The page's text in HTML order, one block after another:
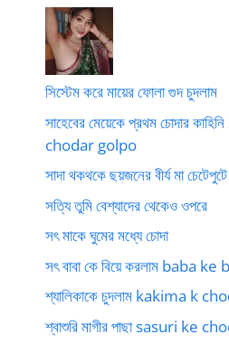
সিস্টেম করে মায়ের ফোলা গুদ চুদলাম
সাহেবের মেয়েকে প্রথম চোদার
chodar golpo
সাদা থকথকে ছয়জনের বীর্য মা
সত্যি তুমি বেশ্যাদের থেকেও ওপরে
সৎ মাকে ঘুমের মধ্যে চোদা
সৎ বাবা কে বিয়ে করলাম baba
শ্যালিকাকে চুদলাম kakima k
শ্বাশুরি মাগীর পাছা sasuri ke